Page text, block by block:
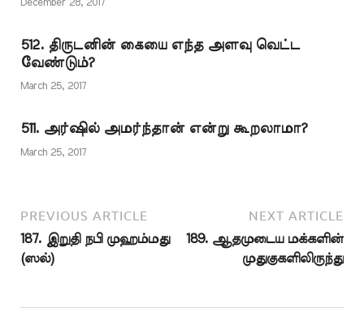
பிரிவுகளாகப் பிரிந்தனர்.
மீறி…
பேசும் மக்களிலும்
உள்ளதால் அவர்கள்
மூலம் அந்தக் கருத்து
பரவும் என்பதில் சந்தேகம்
இல்லை.…
December 28, 2017
512. திருடனின் கையை எந்த அளவு வெட்ட
வேண்டும்?
March 25, 2017
511. அர்ஷில் அமர்ந்தான் என்று கூறலாமா?
March 25, 2017
PREVIOUS ARTICLE
187. இறுதி நபி முஹம்மது
(ஸல்)
NEXT ARTICLE
189. ஆதமுடைய மக்களின்
முதுகுகளிலிருந்து